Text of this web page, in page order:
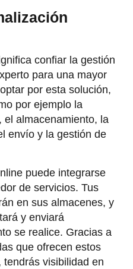
confiar la gestión
para una mayor
por esta solución,
por ejemplo la
el almacenamiento, la
envío y la gestión de
puede integrarse
de servicios. Tus
en sus almacenes, y
y enviará
se realice. Gracias a
que ofrecen estos
visibilidad en